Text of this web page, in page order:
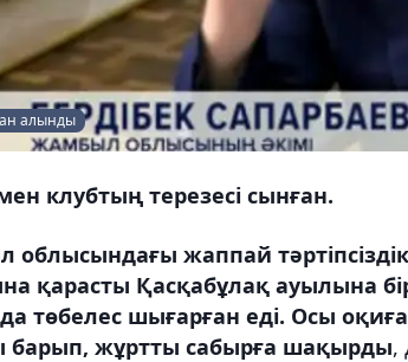
алынды
клубтың терезесі сынған.
жаппай
қарасты Қасқабұлақ ауылына
төбелес шығарған еді. Осы
барып, жұртты сабырға шақырды,